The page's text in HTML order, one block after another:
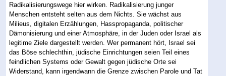
Radikalisierungswege hier wirken. Radikalisierung junger
Menschen entsteht selten aus dem Nichts. Sie wächst aus
Milieus, digitalen Erzählungen, Hasspropaganda, politischer
Dämonisierung und einer Atmosphäre, in der Juden oder Israel als
legitime Ziele dargestellt werden. Wer permanent hört, Israel sei
das Böse schlechthin, jüdische Einrichtungen seien Teil eines
feindlichen Systems oder Gewalt gegen jüdische Orte sei
Widerstand, kann irgendwann die Grenze zwischen Parole und Tat